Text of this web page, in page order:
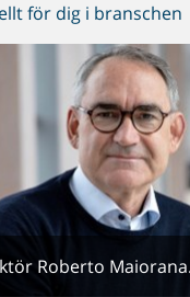
för dig i branschen
Roberto